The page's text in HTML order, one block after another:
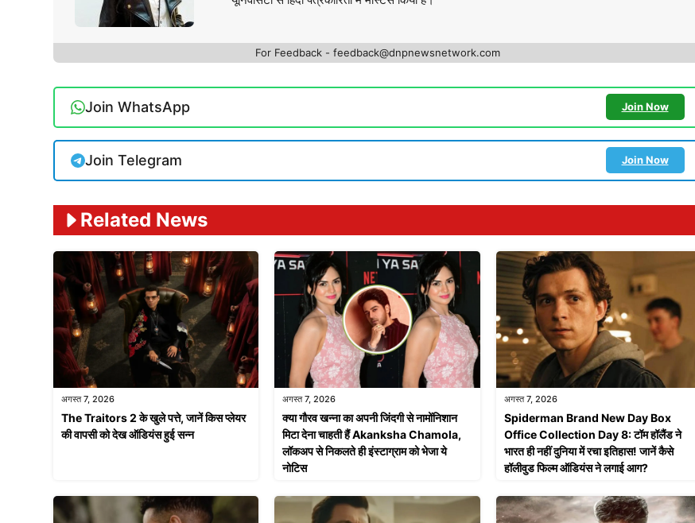
For Feedback - feedback@dnpnewsnetwork.com
Join WhatsApp Join Now
Join Telegram Join Now
Related News
अगस्त 7, 2026
The Traitors 2 के खुले पत्ते, जानें किस प्लेयर
की वापसी को देख ऑडियंस हुई सन्न
अगस्त 7, 2026
क्या गौरव खन्ना का अपनी जिंदगी से नामोंनिशान
मिटा देना चाहती हैं Akanksha Chamola,
लॉकअप से निकलते ही इंस्टाग्राम को भेजा ये
नोटिस
अगस्त 7, 2026
Spiderman Brand New Day Box
Office Collection Day 8: टॉम हॉलैंड ने
भारत ही नहीं दुनिया में रचा इतिहास! जानें कैसे
हॉलीवुड फिल्म ऑडियंस ने लगाई आग?